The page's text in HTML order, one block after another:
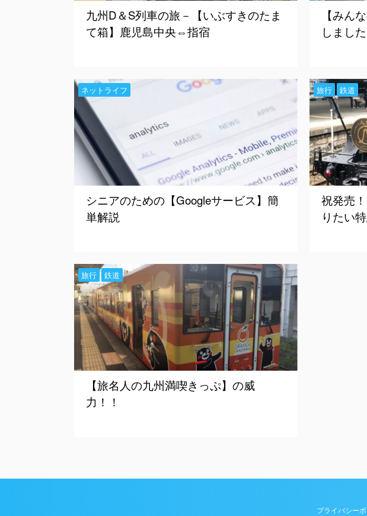
九州D＆S列車の旅－【いぶすきのたま
て箱】鹿児島中央⇔指宿
【みん
しまし
ネットライフ
シニアのための【Googleサービス】簡
単解説
旅行 鉄道
祝発売
りたい
旅行 鉄道
【旅名人の九州満喫きっぷ】の威
力！！
プライバシー